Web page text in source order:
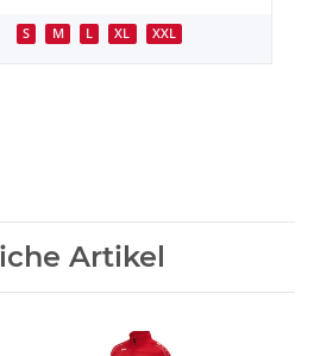
S M L XL XXL
Artikel